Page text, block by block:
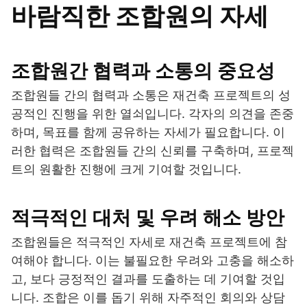
바람직한 조합원의 자세
조합원간 협력과 소통의 중요성
조합원들 간의 협력과 소통은 재건축 프로젝트의 성
공적인 진행을 위한 열쇠입니다. 각자의 의견을 존중
하며, 목표를 함께 공유하는 자세가 필요합니다. 이
러한 협력은 조합원들 간의 신뢰를 구축하며, 프로젝
트의 원활한 진행에 크게 기여할 것입니다.
적극적인 대처 및 우려 해소 방안
조합원들은 적극적인 자세로 재건축 프로젝트에 참
여해야 합니다. 이는 불필요한 우려와 고충을 해소하
고, 보다 긍정적인 결과를 도출하는 데 기여할 것입
니다. 조합은 이를 돕기 위해 자주적인 회의와 상담